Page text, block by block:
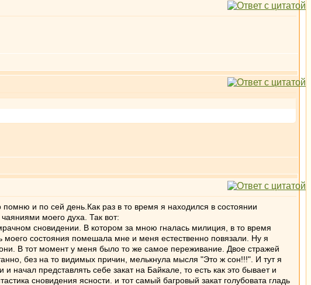
и по сей день.Как раз в то время я находился в состоянии
моего духа. Так вот:
сновидении. В котором за мною гналась милиция, в то время
состояния помешала мне и меня естественно повязали. Ну я
В тот момент у меня было то же самое переживание. Двое стражей
без на то видимых причин, мелькнула мысля "Это ж сон!!!". И тут я
представлять себе закат на Байкале, то есть как это бывает и
сновидения ясности. и тот самый багровый закат голубовата гладь